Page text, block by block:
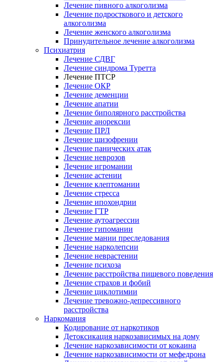
Лечение пивного алкоголизма
Лечение подросткового и детского
алкоголизма
Лечение женского алкоголизма
Принудительное лечение алкоголизма
Психиатрия
Лечение СДВГ
Лечение синдрома Туретта
Лечение ПТСР
Лечение ОКР
Лечение деменции
Лечение апатии
Лечение биполярного расстройства
Лечение анорексии
Лечение ПРЛ
Лечение шизофрении
Лечение панических атак
Лечение неврозов
Лечение игромании
Лечение астении
Лечение клептомании
Лечение стресса
Лечение ипохондрии
Лечение ГТР
Лечение аутоагрессии
Лечение гипомании
Лечение мании преследования
Лечение нарколепсии
Лечение неврастении
Лечение психоза
Лечение расстройства пищевого поведения
Лечение страхов и фобий
Лечение циклотимии
Лечение тревожно-депрессивного
расстройства
Наркомания
Кодирование от наркотиков
Детоксикация наркозависимых на дому
Лечение наркозависимости от кокаина
Лечение наркозависимости от мефедрона